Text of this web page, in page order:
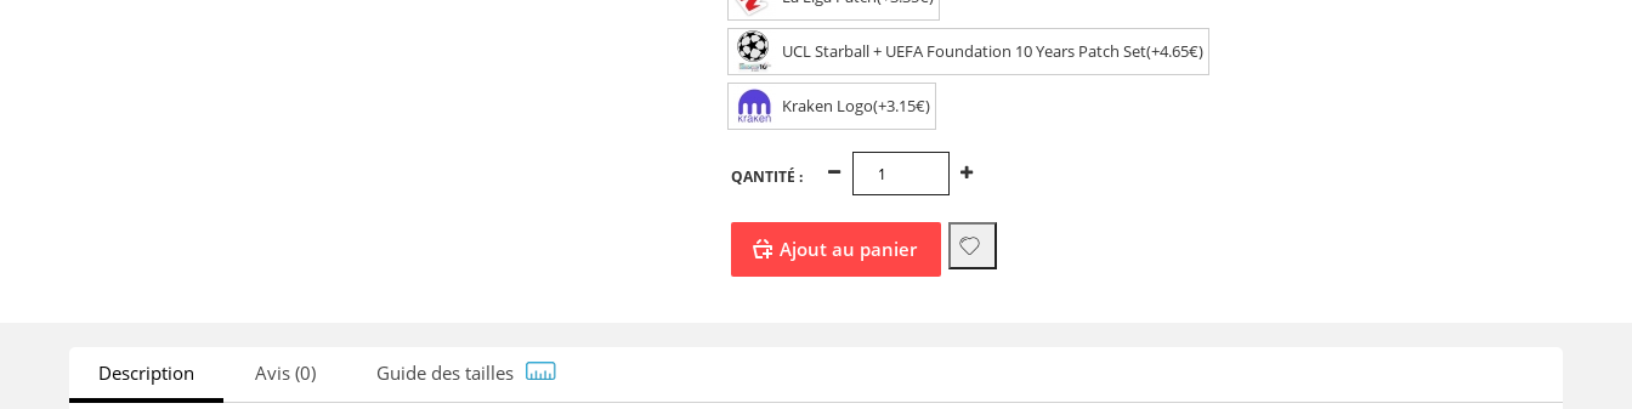
UCL Starball + UEFA Foundation 10 Years Patch Set(+4.65€)
Kraken Logo(+3.15€)
QANTITÉ :
Description Avis (0) Guide des tailles